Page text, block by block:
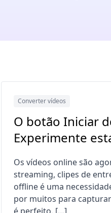
Converter vídeos
O botão Iniciar
Experimente
Os vídeos online são
streaming, clipes de
offline é uma
por muitos para